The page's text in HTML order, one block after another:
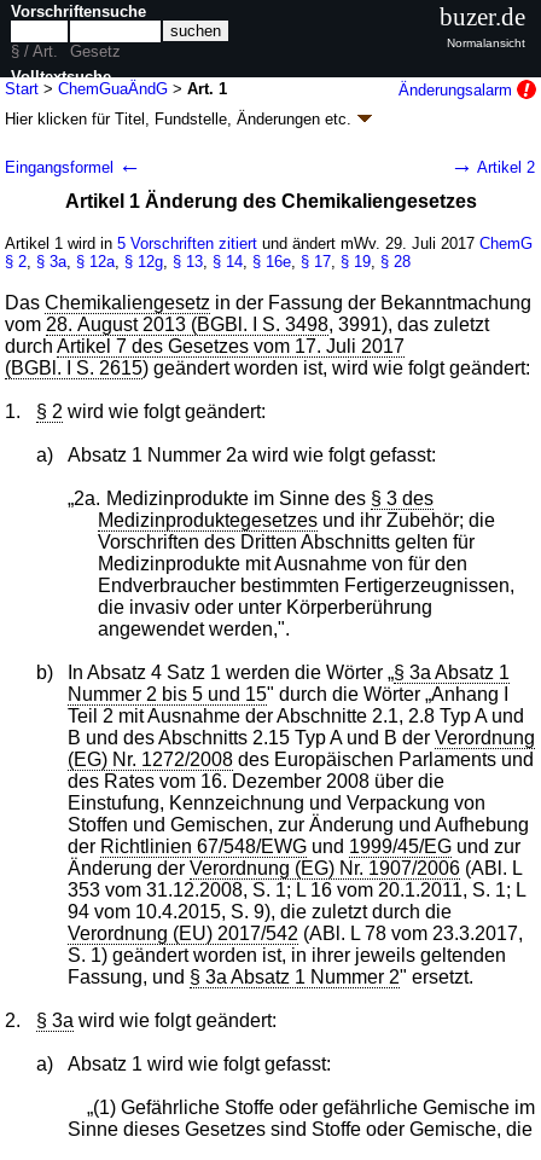
Start >ChemGuaÄndG >Art. 1
Änderungsalarm
Hier klicken fürTitel, Fundstelle, Änderungen etc.
Chemikaliengesetzes und zur Änderung
weiterer chemikalienrechtlicher Vorschriften
(ChemGuaÄndG
)
G. v. 18.07.2017BGBl. I S. 2774( Nr. 52); zuletzt geändert durch
Geltung ab 29.07.2017, abweichend sieheArtikel 6
5 Änderungen | Drucksachen / Entwurf / Begründung |
wird in 9 Vorschriften zitiert
Eingangsformel ← → Artikel 2
Artikel 1 Änderung des Chemikaliengesetzes
Artikel 1 wird in5 Vorschriften zitiert und ändert mWv. 29. Juli 2017ChemG
§ 2 § 3a § 12a § 12g § 13 § 14 § 16e § 17 § 19 § 28
DasChemikaliengesetz in der Fassung der Bekanntmachung
vom 28. August 2013 (BGBl. I S. 3498, 3991), das zuletzt
durchArtikel 7 des Gesetzes vom 17. Juli 2017
(BGBl. I S. 2615) geändert worden ist, wird wie folgt geändert:
1. § 2 wird wie folgt geändert:
a) Absatz 1 Nummer 2a wird wie folgt gefasst:
„2a. Medizinprodukte im Sinne des § 3 des
Medizinproduktegesetzes und ihr Zubehör; die
Vorschriften des Dritten Abschnitts gelten für
Medizinprodukte mit Ausnahme von für den
Endverbraucher bestimmten Fertigerzeugnissen,
die invasiv oder unter Körperberührung
angewendet werden,".
b) In Absatz 4 Satz 1 werden die Wörter „§ 3a Absatz 1
Nummer 2 bis 5 und 15" durch die Wörter „Anhang I
Teil 2 mit Ausnahme der Abschnitte 2.1, 2.8 Typ A und
B und des Abschnitts 2.15 Typ A und B der Verordnung
(EG) Nr. 1272/2008des Europäischen Parlaments und
des Rates vom 16. Dezember 2008 über die
Einstufung, Kennzeichnung und Verpackung von
Stoffen und Gemischen, zur Änderung und Aufhebung
der Richtlinien 67/548/EWGund 1999/45/EGund zur
Änderung der Verordnung (EG) Nr. 1907/2006(ABl. L
353 vom 31.12.2008, S. 1; L 16 vom 20.1.2011, S. 1; L
94 vom 10.4.2015, S. 9), die zuletzt durch die
Verordnung (EU) 2017/542 (ABl. L 78 vom 23.3.2017,
S. 1) geändert worden ist, in ihrer jeweils geltenden
Fassung, und § 3a Absatz 1 Nummer 2" ersetzt.
2. § 3a wird wie folgt geändert:
a) Absatz 1 wird wie folgt gefasst:
„(1) Gefährliche Stoffe oder gefährliche Gemische im
Sinne dieses Gesetzes sind Stoffe oder Gemische, die
Vorschriftensuche
§ / Art.
Gesetz
Volltextsuche
nur in ChemGuaÄndG
buzer.de
Normalansicht